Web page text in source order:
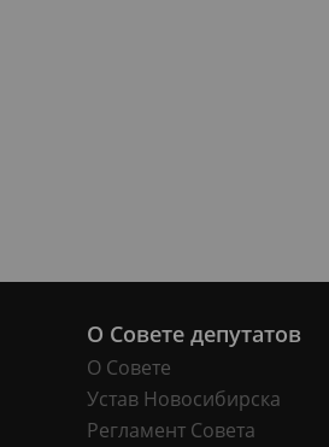
О Совете депутатов
О Совете
Устав Новосибирска
Регламент Совета